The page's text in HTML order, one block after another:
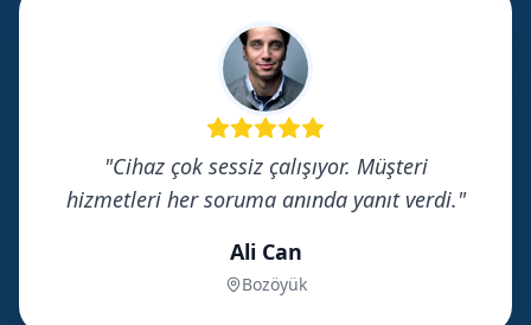
"Cihaz çok sessiz çalışıyor. Müşteri
hizmetleri her soruma anında yanıt verdi."
Ali Can
Bozöyük